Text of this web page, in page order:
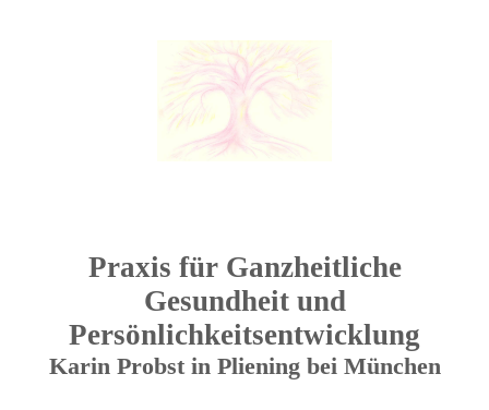
Praxis für Ganzheitliche
Gesundheit und
Persönlichkeitsentwicklung
Karin Probst in Pliening bei München